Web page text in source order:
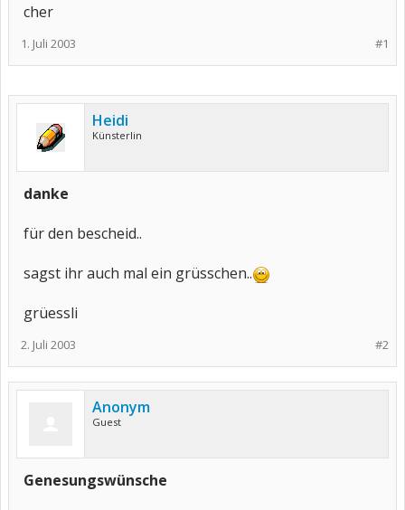
cher
#1
1. Juli 2003
Heidi
Künsterlin
danke
für den bescheid..
sagst ihr auch mal ein grüsschen..
grüessli
#2
2. Juli 2003
Anonym
Guest
Genesungswünsche